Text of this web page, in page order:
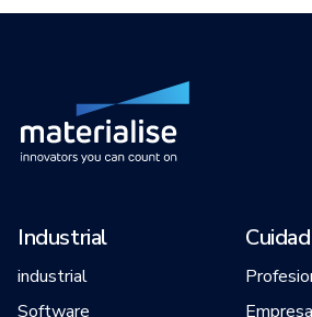
Industrial
industrial
Software